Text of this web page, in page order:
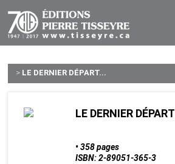
> LE DERNIER DÉPART...
LE DERNIER DÉPART
• 358 pages
ISBN: 2-89051-365-3